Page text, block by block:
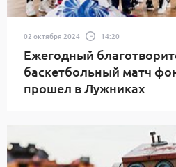
02 октября 2024 14:20
Ежегодный
баскетбольный матч
прошел в Лужниках